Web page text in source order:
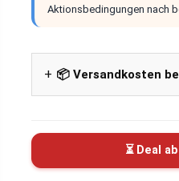
Aktionsbedingungen nach
📦 Versandkosten
⏳ Deal